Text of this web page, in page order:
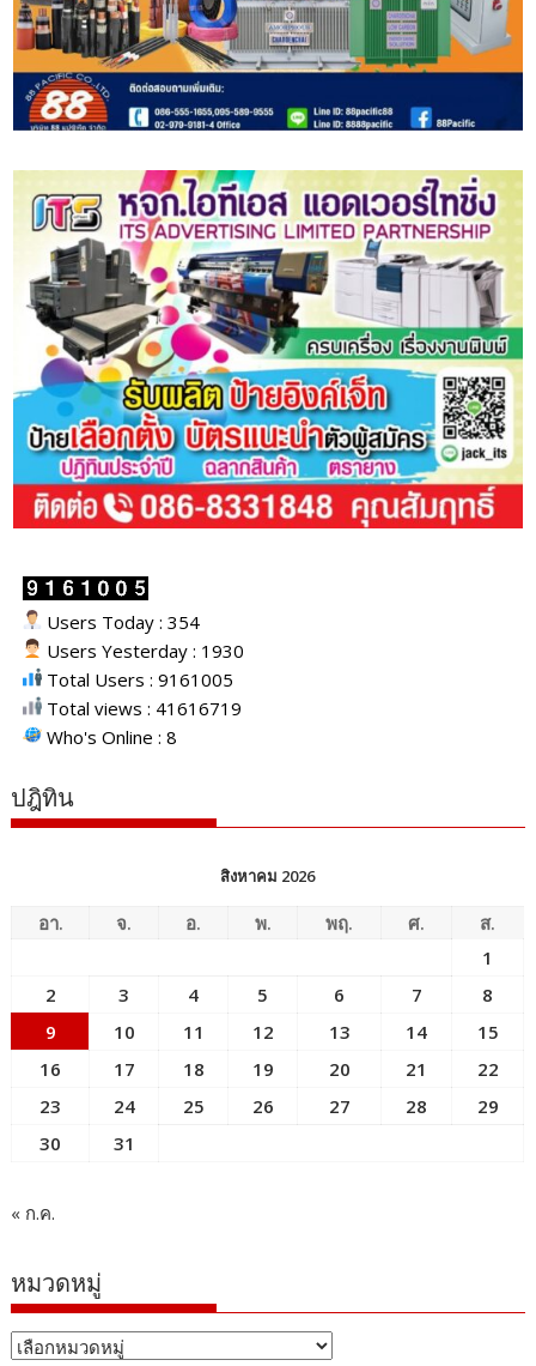
Users Today : 354
Users Yesterday : 1930
Total Users : 9161005
Total views : 41616719
Who's Online : 8
ปฎิทิน
สิงหาคม 2026
อา. จ. อ. พ. พฤ. ศ.
ส.
1
2
3 4 5 6 7
8
9
10 11 12 13 14
15
16
17 18 19 20 21
22
23
24 25 26 27 28
29
30
31
« ก.ค.
หมวดหมู่
หมวด